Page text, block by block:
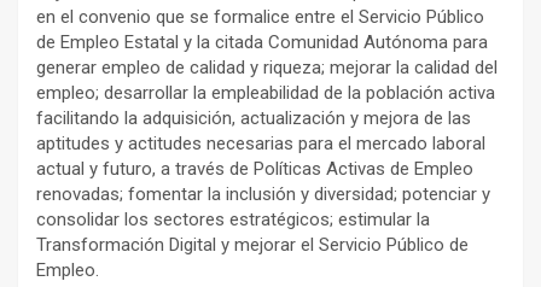
en el convenio que se formalice entre el Servicio Público
de Empleo Estatal y la citada Comunidad Autónoma para
generar empleo de calidad y riqueza; mejorar la calidad del
empleo; desarrollar la empleabilidad de la población activa
facilitando la adquisición, actualización y mejora de las
aptitudes y actitudes necesarias para el mercado laboral
actual y futuro, a través de Políticas Activas de Empleo
renovadas; fomentar la inclusión y diversidad; potenciar y
consolidar los sectores estratégicos; estimular la
Transformación Digital y mejorar el Servicio Público de
Empleo.